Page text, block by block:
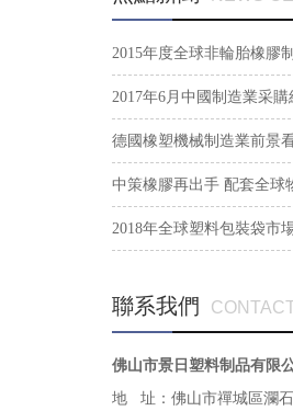
2015年度全球非輪胎橡膠
2017年6月中國制造業采
51.7%
德國橡塑機械制造業前景
中策橡膠再出手 配套全球
業
2018年全球塑料包裝袋市
聯系我們
佛山市景日塑料制品有限
地 址：佛山市禪城區瀾